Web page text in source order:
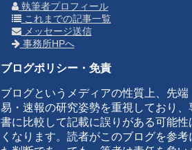
執筆者プロフィール
これまでの記事一覧
メッセージ送信
事務所HPへ
ブログポリシー・免責
ブログというメディアの性質上、先端
易・速報の研究姿勢を重視しており、
書に比較して記載に誤りがある可能性
くなります。読者がこのブログを参考